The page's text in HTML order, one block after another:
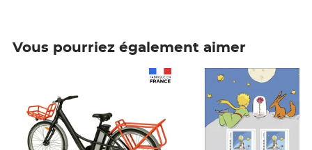
Vous pourriez également aimer
Prix 7,50€